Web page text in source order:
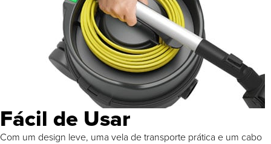
Fácil de Usar
Com um design leve, uma vela de transporte prática e um cabo